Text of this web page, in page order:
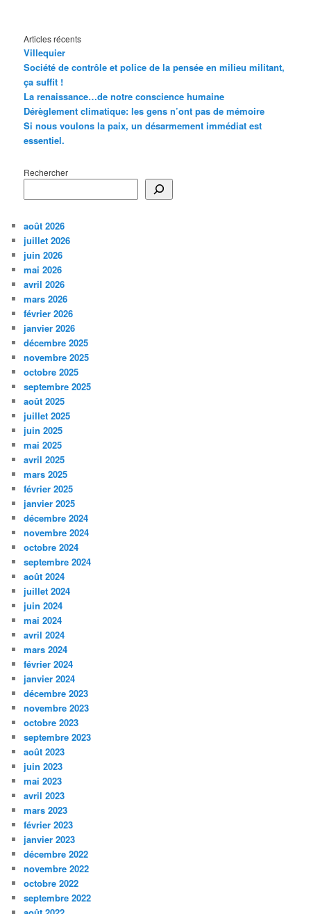
Articles récents
Villequier
Société de contrôle et police de la pensée en milieu militant,
ça suffit !
La renaissance…de notre conscience humaine
Dérèglement climatique: les gens n’ont pas de mémoire
Si nous voulons la paix, un désarmement immédiat est
essentiel.
Rechercher
août 2026
juillet 2026
juin 2026
mai 2026
avril 2026
mars 2026
février 2026
janvier 2026
décembre 2025
novembre 2025
octobre 2025
septembre 2025
août 2025
juillet 2025
juin 2025
mai 2025
avril 2025
mars 2025
février 2025
janvier 2025
décembre 2024
novembre 2024
octobre 2024
septembre 2024
août 2024
juillet 2024
juin 2024
mai 2024
avril 2024
mars 2024
février 2024
janvier 2024
décembre 2023
novembre 2023
octobre 2023
septembre 2023
août 2023
juin 2023
mai 2023
avril 2023
mars 2023
février 2023
janvier 2023
décembre 2022
novembre 2022
octobre 2022
septembre 2022